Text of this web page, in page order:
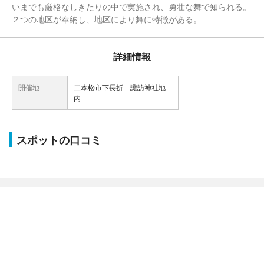
いまでも厳格なしきたりの中で実施され、勇壮な舞で知られる。
２つの地区が奉納し、地区により舞に特徴がある。
詳細情報
開催地
二本松市下長折 諏訪神社地
内
スポットの口コミ